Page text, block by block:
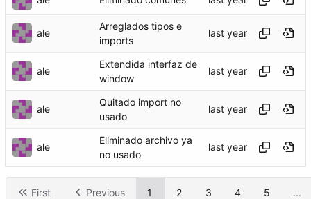
ale
Arreglados tipos e
imports
ale
Extendida interfaz de
window
ale
Quitado import no
usado
ale
Eliminado archivo ya
no usado
First Previous 1 2 3 4 5 ...